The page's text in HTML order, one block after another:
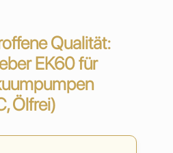
Qualität:
EK60 für
Ölfrei)